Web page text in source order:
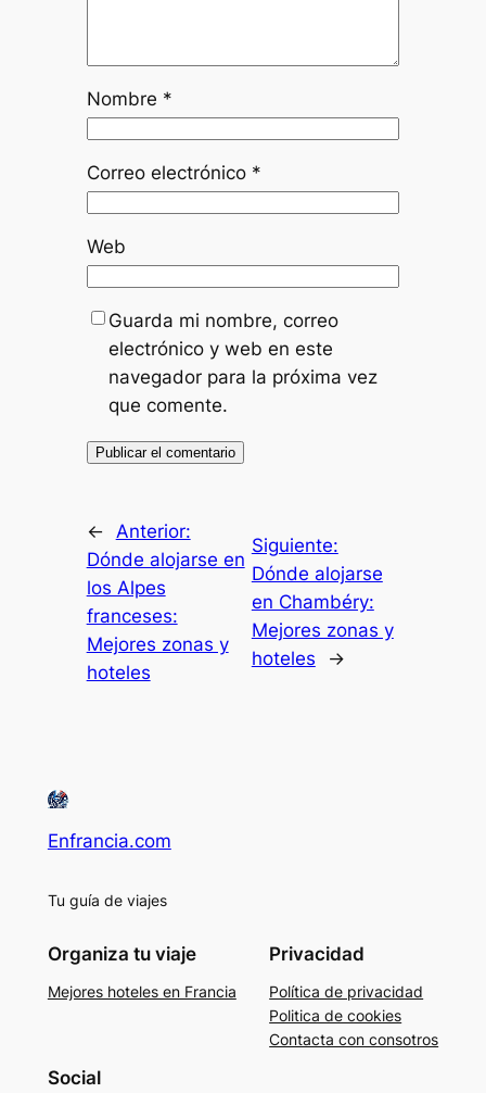
Nombre *
Correo electrónico *
Web
Guarda mi nombre, correo
electrónico y web en este
navegador para la próxima vez
que comente.
← Anterior:
Dónde alojarse en
los Alpes
franceses:
Mejores zonas y
hoteles
Siguiente:
Dónde alojarse
en Chambéry:
Mejores zonas y
hoteles
→
Enfrancia.com
Tu guía de viajes
Organiza tu viaje
Mejores hoteles en Francia
Privacidad
Política de privacidad
Politica de cookies
Contacta con consotros
Social